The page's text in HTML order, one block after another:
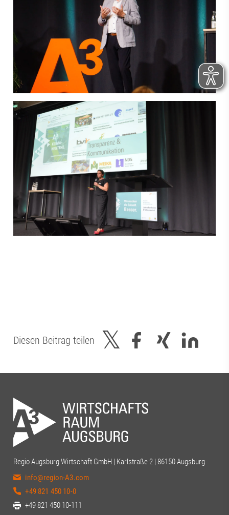
Diesen Beitrag teilen
Regio Augsburg Wirtschaft GmbH | Karlstraße 2 | 86150 Augsburg
info@region-A3.com
+49 821 450 10-0
+49 821 450 10-111